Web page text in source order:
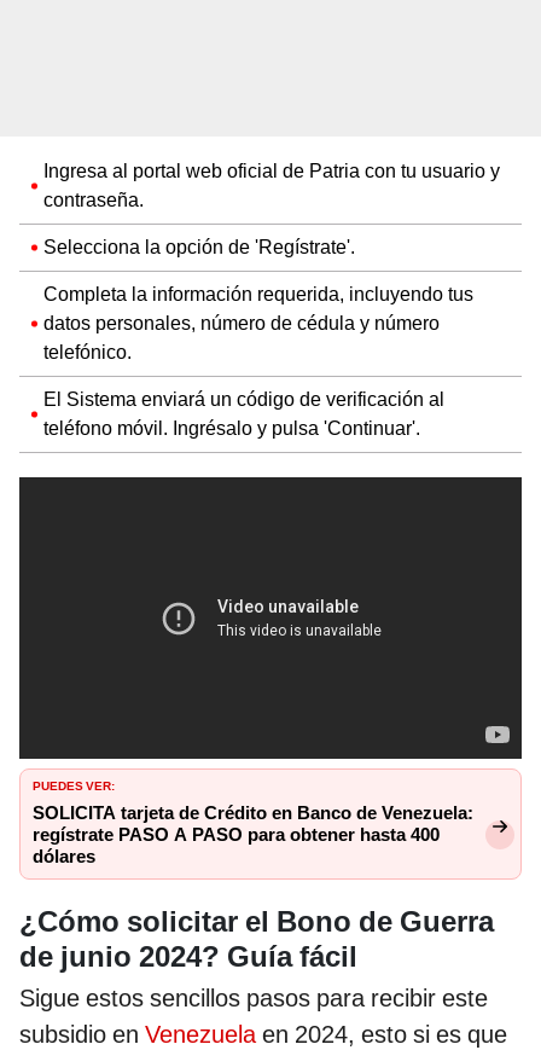
Ingresa al portal web oficial de Patria con tu usuario y
contraseña.
Selecciona la opción de 'Regístrate'.
Completa la información requerida, incluyendo tus
datos personales, número de cédula y número
telefónico.
El Sistema enviará un código de verificación al
teléfono móvil. Ingrésalo y pulsa 'Continuar'.
PUEDES VER:
SOLICITA tarjeta de Crédito en Banco de Venezuela:
regístrate PASO A PASO para obtener hasta 400
dólares
¿Cómo solicitar el Bono de Guerra
de junio 2024? Guía fácil
Sigue estos sencillos pasos para recibir este
subsidio en Venezuela en 2024, esto si es que